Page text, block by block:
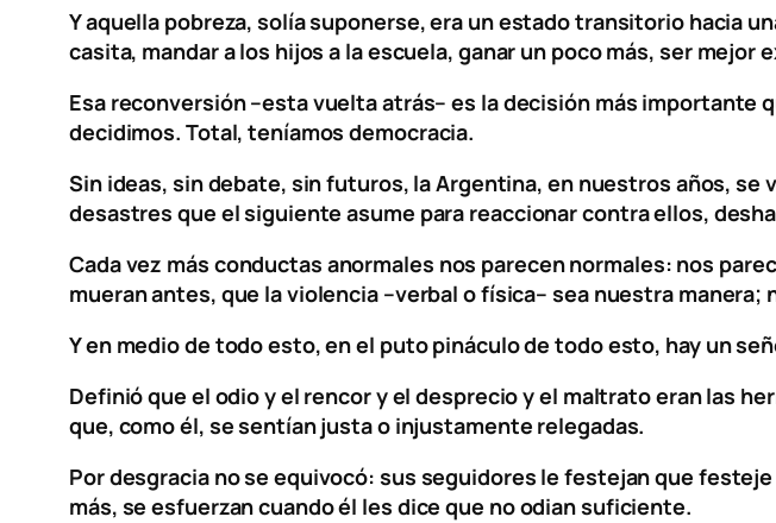
Y aquella pobreza, solía suponerse, era un estado transitorio hacia
casita, mandar a los hijos a la escuela, ganar un poco más, ser mejor
Esa reconversión –esta vuelta atrás– es la decisión más importante
decidimos. Total, teníamos democracia.
Sin ideas, sin debate, sin futuros, la Argentina, en nuestros años,
desastres que el siguiente asume para reaccionar contra ellos,
Cada vez más conductas anormales nos parecen normales: nos
mueran antes, que la violencia –verbal o física– sea nuestra manera;
Y en medio de todo esto, en el puto pináculo de todo esto, hay un
Definió que el odio y el rencor y el desprecio y el maltrato eran las
que, como él, se sentían justa o injustamente relegadas.
Por desgracia no se equivocó: sus seguidores le festejan que
más, se esfuerzan cuando él les dice que no odian suficiente.